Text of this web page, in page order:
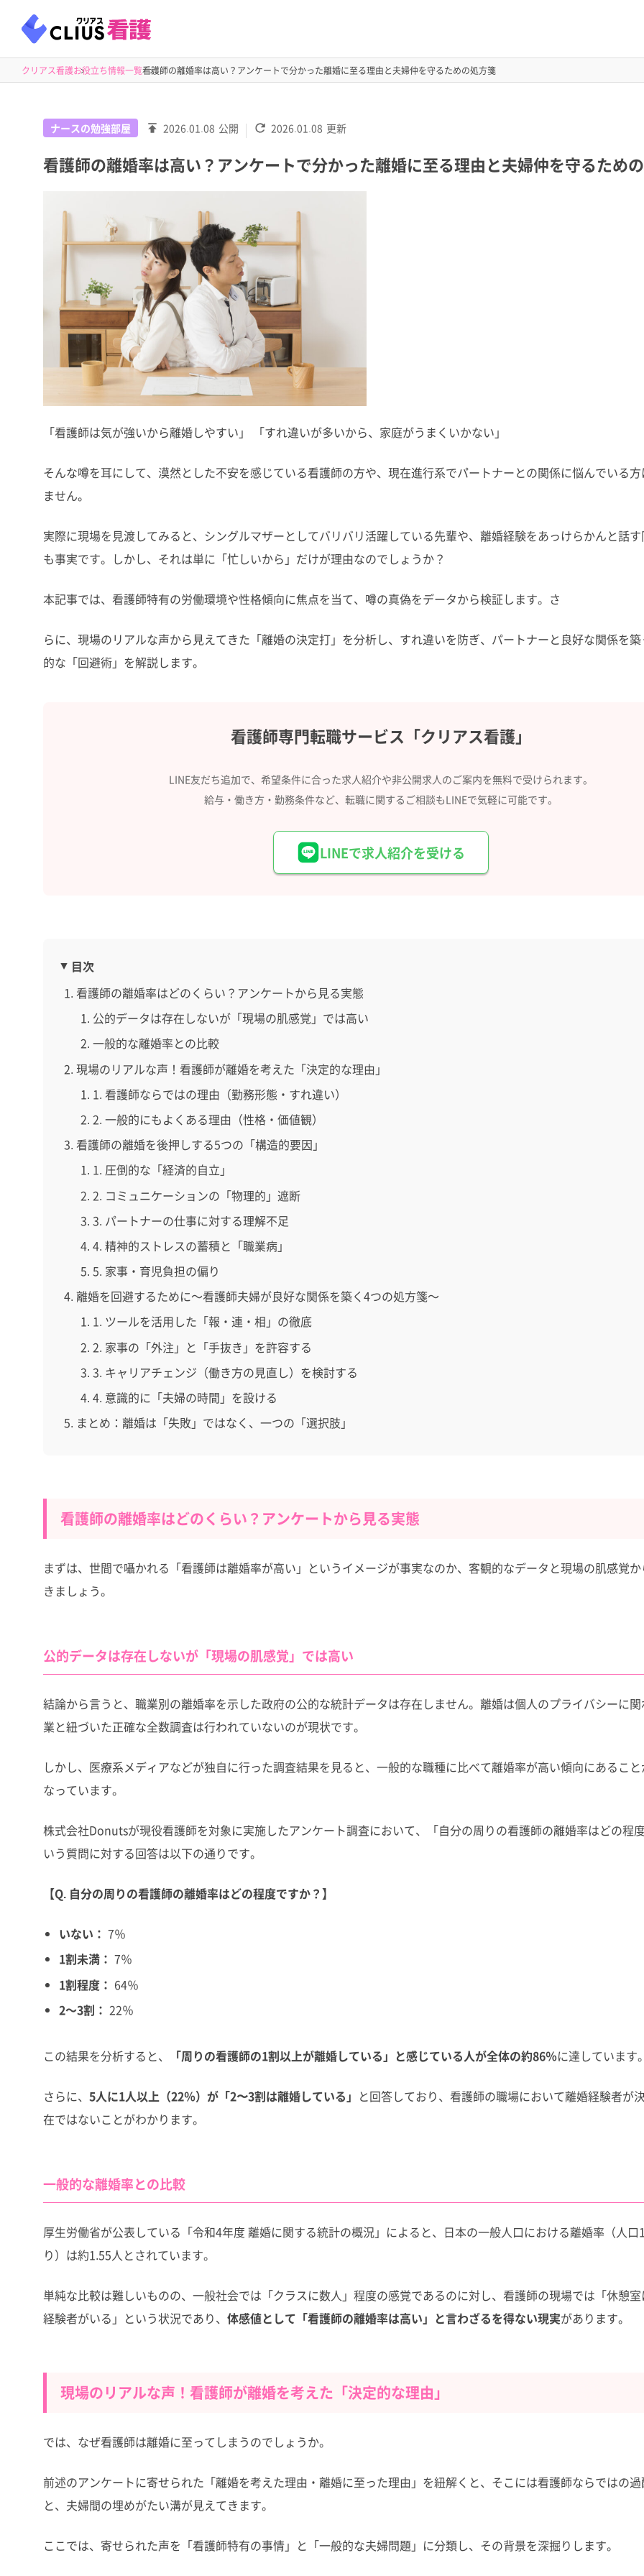
クリアス看護お役立ち情報一覧看護師の離婚率は高い？アンケートで分かった離婚に至る理由と夫婦仲を守るための処方箋
ナースの勉強部屋 2026.01.08 公開 2026.01.08 更新
看護師の離婚率は高い？アンケートで分かった離婚に至る理由と夫婦仲を守るため
「看護師は気が強いから離婚しやすい」 「すれ違いが多いから、家庭がうまくいかない」
そんな噂を耳にして、漠然とした不安を感じている看護師の方や、現在進行系でパートナーとの関係に悩んでいる方
ません。
実際に現場を見渡してみると、シングルマザーとしてバリバリ活躍している先輩や、離婚経験をあっけらかんと話
も事実です。しかし、それは単に「忙しいから」だけが理由なのでしょうか？
本記事では、看護師特有の労働環境や性格傾向に焦点を当て、噂の真偽をデータから検証します。さ
らに、現場のリアルな声から見えてきた「離婚の決定打」を分析し、すれ違いを防ぎ、パートナーと良好な関係を
的な「回避術」を解説します。
看護師専門転職サービス 「クリアス看護」
LINE友だち追加で、希望条件に合った求人紹介や非公開求人のご案内を無料で受けられます。
給与・働き方・勤務条件など、 転職に関するご相談もLINEで気軽に可能です。
LINEで求人紹介を受ける
目次
看護師の離婚率はどのくらい？アンケートから見る実態
公的データは存在しないが「現場の肌感覚」では高い
一般的な離婚率との比較
現場のリアルな声！看護師が離婚を考えた「決定的な理由」
1. 看護師ならではの理由（勤務形態・すれ違い）
2. 一般的にもよくある理由（性格・価値観）
看護師の離婚を後押しする5つの「構造的要因」
1. 圧倒的な「経済的自立」
2. コミュニケーションの「物理的」遮断
3. パートナーの仕事に対する理解不足
4. 精神的ストレスの蓄積と「職業病」
5. 家事・育児負担の偏り
離婚を回避するために～看護師夫婦が良好な関係を築く4つの処方箋～
1. ツールを活用した「報・連・相」の徹底
2. 家事の「外注」と「手抜き」を許容する
3. キャリアチェンジ（働き方の見直し）を検討する
4. 意識的に「夫婦の時間」を設ける
まとめ：離婚は「失敗」ではなく、一つの「選択肢」
看護師の離婚率はどのくらい？アンケートから見る実態
まずは、世間で囁かれる「看護師は離婚率が高い」というイメージが事実なのか、客観的なデータと現場の肌感覚
きましょう。
公的データは存在しないが「現場の肌感覚」では高い
結論から言うと、職業別の離婚率を示した政府の公的な統計データは存在しません。離婚は個人のプライバシーに
業と紐づいた正確な全数調査は行われていないのが現状です。
しかし、医療系メディアなどが独自に行った調査結果を見ると、一般的な職種に比べて離婚率が高い傾向にあるこ
なっています。
株式会社Donutsが現役看護師を対象に実施したアンケート調査において、「自分の周りの看護師の離婚率はどの程
いう質問に対する回答は以下の通りです。
【Q. 自分の周りの看護師の離婚率はどの程度ですか？】
いない： 7％
1割未満： 7％
1割程度： 64％
2～3割： 22％
この結果を分析すると、 「周りの看護師の1割以上が離婚している」と感じている人が全体の約86％に達しています。
さらに、 5人に1人以上（22％）が「2〜3割は離婚している」 と回答しており、看護師の職場において離婚経験者が
在ではないことがわかります。
一般的な離婚率との比較
厚生労働省が公表している「令和4年度 離婚に関する統計の概況」によると、日本の一般人口における離婚率（人口
り）は約1.55人とされています。
単純な比較は難しいものの、一般社会では「クラスに数人」程度の感覚であるのに対し、看護師の現場では「休憩
経験者がいる」という状況であり、 体感値として「看護師の離婚率は高い」と言わざるを得ない現実があります。
現場のリアルな声！看護師が離婚を考えた「決定的な理由」
では、なぜ看護師は離婚に至ってしまうのでしょうか。
前述のアンケートに寄せられた「離婚を考えた理由・離婚に至った理由」を紐解くと、そこには看護師ならではの
と、夫婦間の埋めがたい溝が見えてきます。
ここでは、寄せられた声を「看護師特有の事情」と「一般的な夫婦問題」に分類し、その背景を深掘りします。